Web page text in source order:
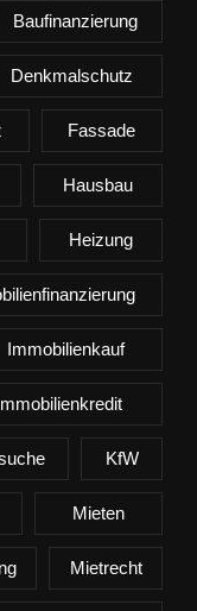
Baufinanzierung
Denkmalschutz
Fassade
Hausbau
Heizung
Immobilienkauf
KfW
Mieten
Mietrecht